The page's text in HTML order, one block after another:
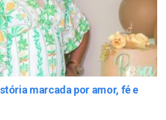
marcada por amor, fé e